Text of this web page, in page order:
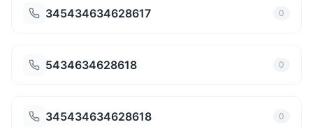
345434634628617 0
5434634628618 0
345434634628618 0